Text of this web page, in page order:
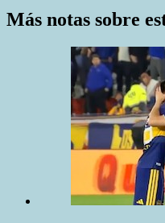
Más notas sobre